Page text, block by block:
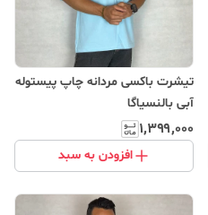
تیشرت باکسی مردانه چاپ پیستوله
آبی بالنسیاگا
۱٬۳۹۹٬۰۰۰
افزودن به سبد